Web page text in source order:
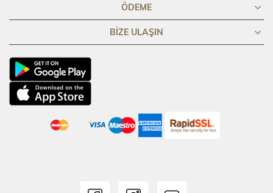
ÖDEME
BIZE ULAŞIN